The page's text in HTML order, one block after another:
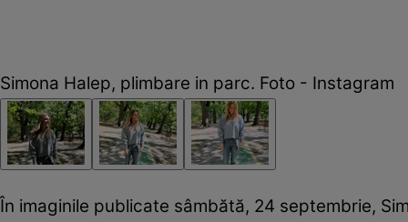
Simona Halep, plimbare in parc. Foto - Instagram
În imaginile publicate sâmbătă, 24 septembrie,